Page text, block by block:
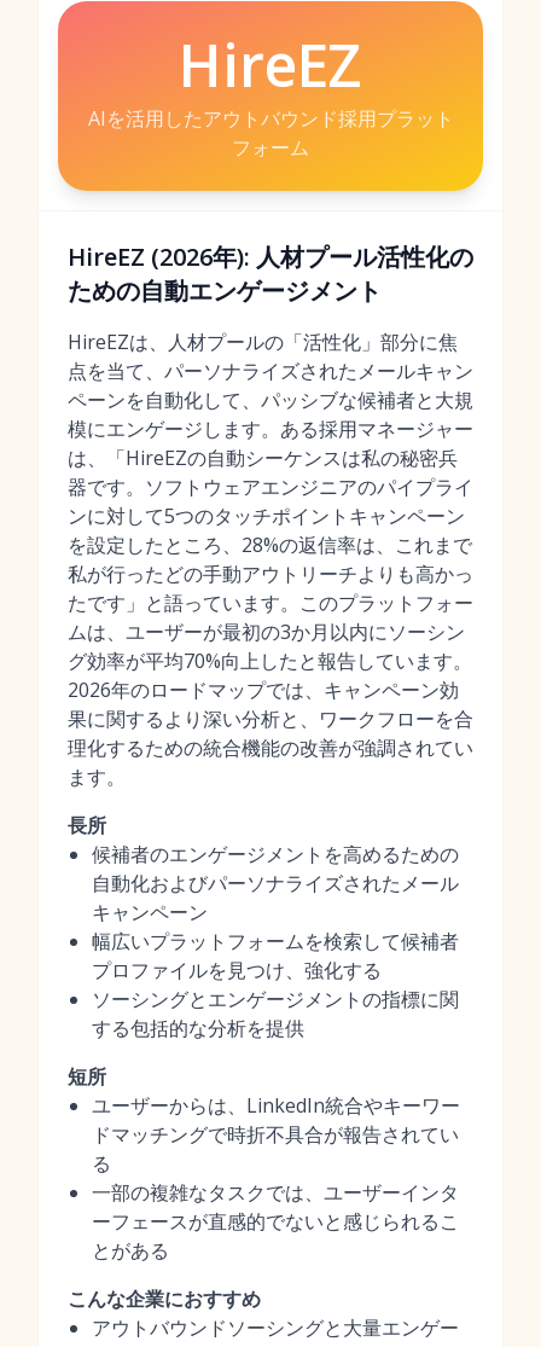
HireEZ
AIを活用したアウトバウンド採用プラット
フォーム
HireEZ (2026年): 人材プール活性化の
ための自動エンゲージメント
HireEZは、人材プールの「活性化」部分に焦
点を当て、パーソナライズされたメールキャン
ペーンを自動化して、パッシブな候補者と大規
模にエンゲージします。ある採用マネージャー
は、「HireEZの自動シーケンスは私の秘密兵
器です。ソフトウェアエンジニアのパイプライ
ンに対して5つのタッチポイントキャンペーン
を設定したところ、28%の返信率は、これまで
私が行ったどの手動アウトリーチよりも高かっ
たです」と語っています。このプラットフォー
ムは、ユーザーが最初の3か月以内にソーシン
グ効率が平均70%向上したと報告しています。
2026年のロードマップでは、キャンペーン効
果に関するより深い分析と、ワークフローを合
理化するための統合機能の改善が強調されてい
ます。
長所
候補者のエンゲージメントを高めるための
自動化およびパーソナライズされたメール
キャンペーン
幅広いプラットフォームを検索して候補者
プロファイルを見つけ、強化する
ソーシングとエンゲージメントの指標に関
する包括的な分析を提供
短所
ユーザーからは、LinkedIn統合やキーワー
ドマッチングで時折不具合が報告されてい
る
一部の複雑なタスクでは、ユーザーインタ
ーフェースが直感的でないと感じられるこ
とがある
こんな企業におすすめ
アウトバウンドソーシングと大量エンゲー